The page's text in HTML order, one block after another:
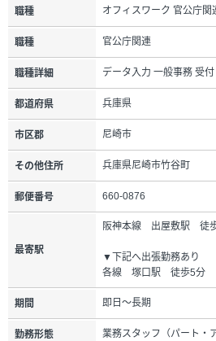
職種 オフィスワーク 官公庁関
職種 官公庁関連
職種詳細 データ入力 一般事務 受付
都道府県 兵庫県
市区郡 尼崎市
その他住所 兵庫県尼崎市竹谷町
郵便番号 660-0876
最寄駅
阪神本線 出屋敷駅 徒
▼下記へ出張勤務あり
各線 塚口駅 徒歩5分
期間 即日～長期
勤務形態 業務スタッフ（パート・